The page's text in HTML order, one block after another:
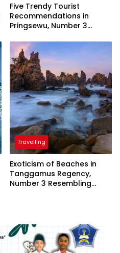
Five Trendy Tourist
Recommendations in
Pringsewu, Number 3
President
Travelling
Exoticism of Beaches in
Tanggamus Regency,
Number 3 Resembling